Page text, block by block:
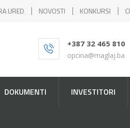
URED NOVOSTI KONKURSI
+387 32 465 810
opcina@maglaj.ba
DOKUMENTI INVESTITORI